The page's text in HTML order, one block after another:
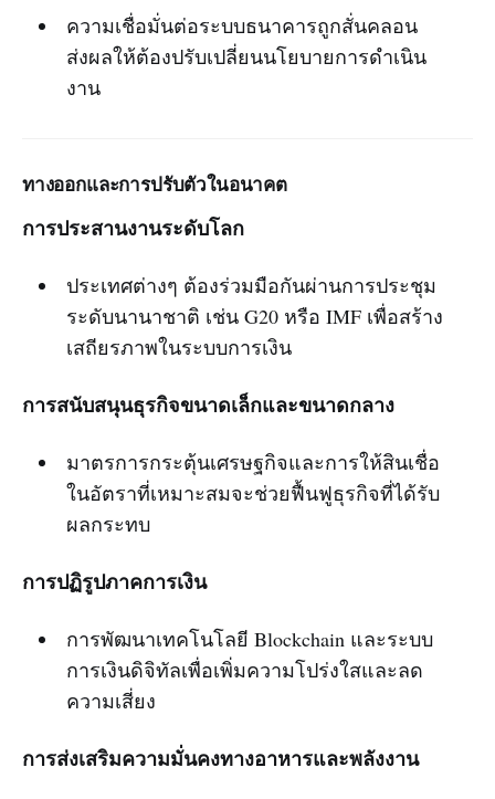
ความเชื่อมั่นต่อระบบธนาคารถูกสั่นคลอน
ส่งผลให้ต้องปรับเปลี่ยนนโยบายการดำเนิน
งาน
ทางออกและการปรับตัวในอนาคต
การประสานงานระดับโลก
ประเทศต่างๆ ต้องร่วมมือกันผ่านการประชุม
ระดับนานาชาติ เช่น G20 หรือ IMF เพื่อสร้าง
เสถียรภาพในระบบการเงิน
การสนับสนุนธุรกิจขนาดเล็กและขนาดกลาง
มาตรการกระตุ้นเศรษฐกิจและการให้สินเชื่อ
ในอัตราที่เหมาะสมจะช่วยฟื้นฟูธุรกิจที่ได้รับ
ผลกระทบ
การปฏิรูปภาคการเงิน
การพัฒนาเทคโนโลยี Blockchain และระบบ
การเงินดิจิทัลเพื่อเพิ่มความโปร่งใสและลด
ความเสี่ยง
การส่งเสริมความมั่นคงทางอาหารและพลังงาน